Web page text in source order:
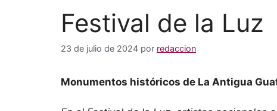
Festival de la Luz
23 de julio de 2024 por redaccion
Monumentos históricos de La Antigua